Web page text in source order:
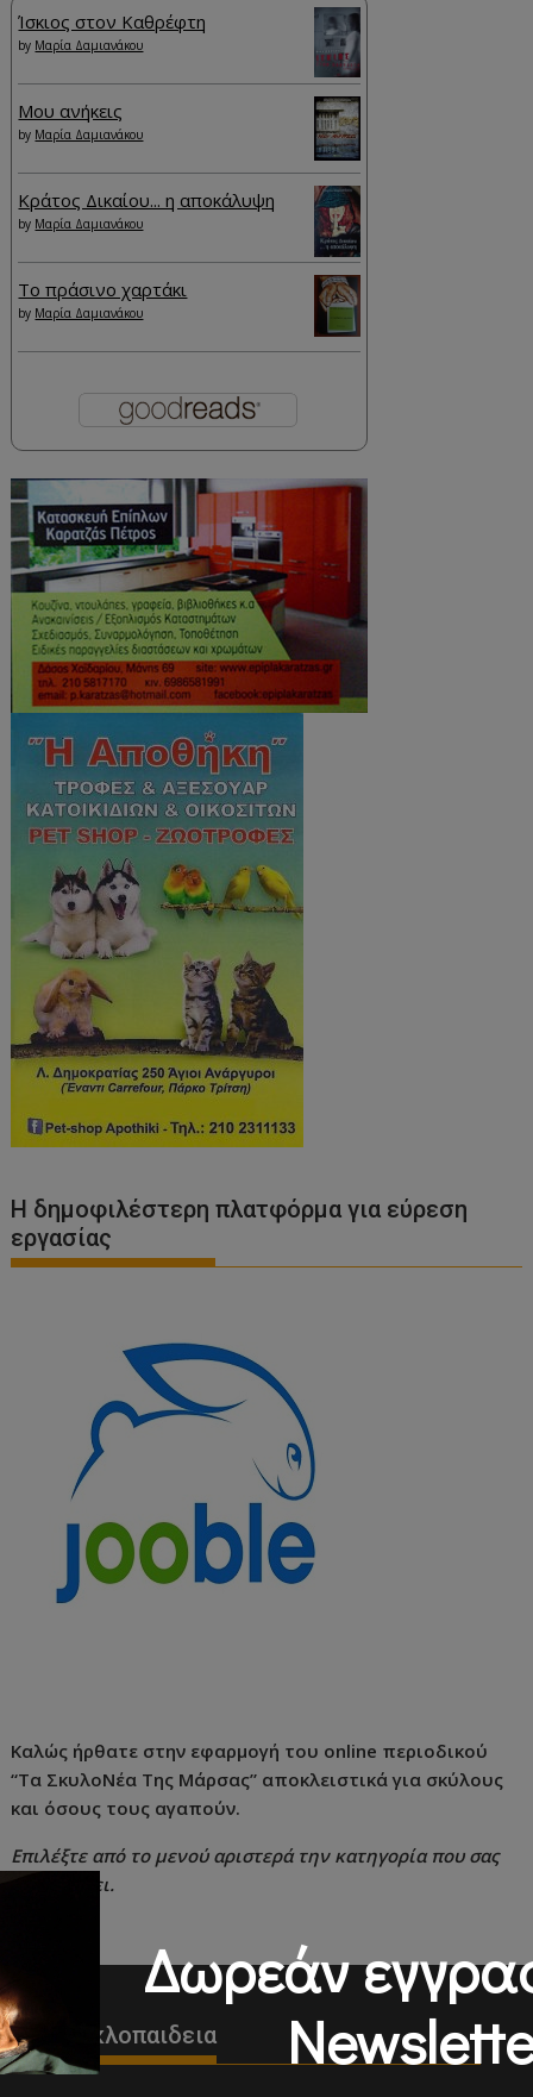
Ίσκιος στον Καθρέφτη
by Μαρία Δαμιανάκου
Μου ανήκεις
by Μαρία Δαμιανάκου
Κράτος Δικαίου... η αποκάλυψη
by Μαρία Δαμιανάκου
Το πράσινο χαρτάκι
by Μαρία Δαμιανάκου
Η δημοφιλέστερη πλατφόρμα για εύρεση
εργασίας
Καλώς ήρθατε στην εφαρμογή του online περιοδικού
“Τα ΣκυλοΝέα Της Μάρσας” αποκλειστικά για σκύλους
και όσους τους αγαπούν.
Επιλέξτε από το μενού αριστερά την κατηγορία που σας
ενδιαφέρει.
Εγκυκλοπαιδεια
Δωρεάν